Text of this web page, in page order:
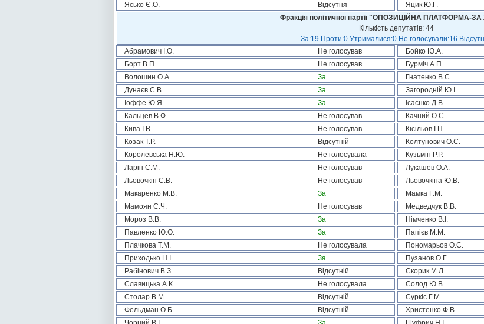
Ясько Є.О.
Відсутня Яцик Ю.Г.
Фракція політичної партії "ОПОЗИЦІЙНА ПЛАТФОРМА-
Кількість депутатів: 44
За:19 Проти:0 Утрималися:0 Не голосували:16
Абрамович І.О.
Не голосував Бойко Ю.А.
Борт В.П.
Не голосував Бурміч А.П.
Волошин О.А.
За Гнатенко В.С.
Дунаєв С.В.
За Загородній Ю.І.
Іоффе Ю.Я.
За Ісаєнко Д.В.
Кальцев В.Ф.
Не голосував Качний О.С.
Кива І.В.
Не голосував Кісільов І.П.
Козак Т.Р.
Відсутній Колтунович О.С.
Королевська Н.Ю.
Не голосувала Кузьмін Р.Р.
Ларін С.М.
Не голосував Лукашев О.А.
Льовочкін С.В.
Не голосував Льовочкіна Ю.В.
Макаренко М.В.
За Мамка Г.М.
Мамоян С.Ч.
Не голосував Медведчук В.В.
Мороз В.В.
За Німченко В.І.
Павленко Ю.О.
За Папієв М.М.
Плачкова Т.М.
Не голосувала Пономарьов О.С.
Приходько Н.І.
За Пузанов О.Г.
Рабінович В.З.
Відсутній Скорик М.Л.
Славицька А.К.
Не голосувала Солод Ю.В.
Столар В.М.
Відсутній Суркіс Г.М.
Фельдман О.Б.
Відсутній Христенко Ф.В.